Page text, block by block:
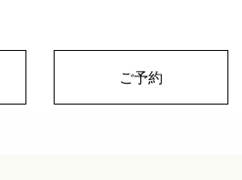
ご予約